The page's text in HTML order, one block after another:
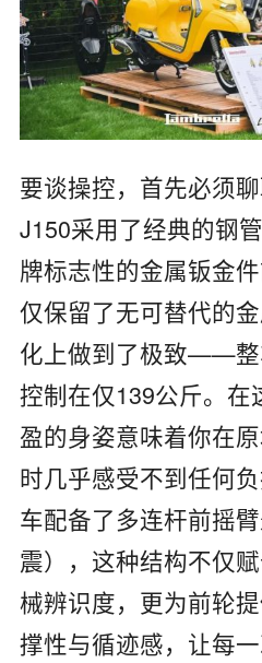
要谈操控，首先必须
J150采用了经典的钢
牌标志性的金属钣金
仅保留了无可替代的
化上做到了极致——整
控制在仅139公斤。在
盈的身姿意味着你在
时几乎感受不到任何
车配备了多连杆前摇
震），这种结构不仅
械辨识度，更为前轮
撑性与循迹感，让每